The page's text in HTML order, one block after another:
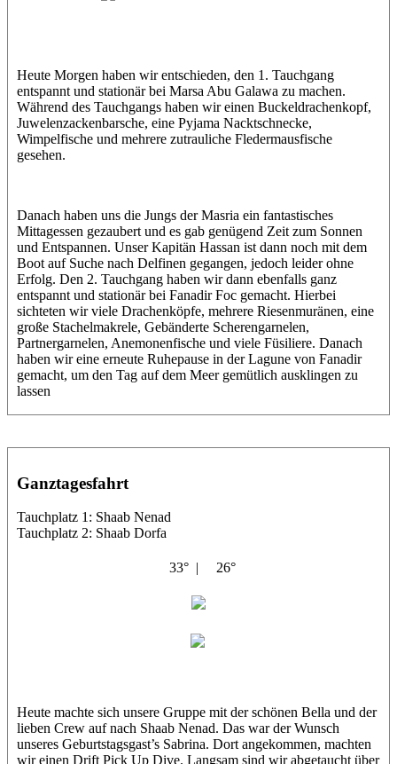
Heute Morgen haben wir entschieden, den 1. Tauchgang
entspannt und stationär bei Marsa Abu Galawa zu machen.
Während des Tauchgangs haben wir einen Buckeldrachenkopf,
Juwelenzackenbarsche, eine Pyjama Nacktschnecke,
Wimpelfische und mehrere zutrauliche Fledermausfische
gesehen.
Danach haben uns die Jungs der Masria ein fantastisches
Mittagessen gezaubert und es gab genügend Zeit zum Sonnen
und Entspannen. Unser Kapitän Hassan ist dann noch mit dem
Boot auf Suche nach Delfinen gegangen, jedoch leider ohne
Erfolg. Den 2. Tauchgang haben wir dann ebenfalls ganz
entspannt und stationär bei Fanadir Foc gemacht. Hierbei
sichteten wir viele Drachenköpfe, mehrere Riesenmuränen, eine
große Stachelmakrele, Gebänderte Scherengarnelen,
Partnergarnelen, Anemonenfische und viele Füsiliere. Danach
haben wir eine erneute Ruhepause in der Lagune von Fanadir
gemacht, um den Tag auf dem Meer gemütlich ausklingen zu
lassen
Ganztagesfahrt
Tauchplatz 1: Shaab Nenad
Tauchplatz 2: Shaab Dorfa
33° | 26°
Heute machte sich unsere Gruppe mit der schönen Bella und der
lieben Crew auf nach Shaab Nenad. Das war der Wunsch
unseres Geburtstagsgast’s Sabrina. Dort angekommen, machten
wir einen Drift Pick Up Dive. Langsam sind wir abgetaucht über